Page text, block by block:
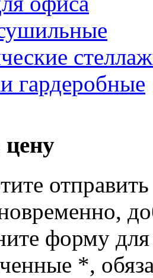
гардеробные
цену
форму
*,